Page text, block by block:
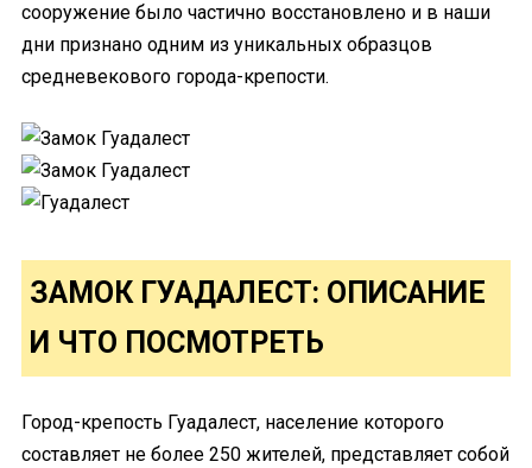
сооружение было частично восстановлено и в наши
дни признано одним из уникальных образцов
средневекового города-крепости.
ЗАМОК ГУАДАЛЕСТ: ОПИСАНИЕ
И ЧТО ПОСМОТРЕТЬ
Город-крепость Гуадалест, население которого
составляет не более 250 жителей, представляет собой